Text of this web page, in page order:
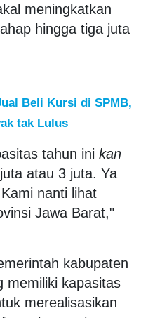
meningkatkan
hingga tiga juta
Beli Kursi di SPMB,
tak Lulus
tahun ini kan
atau 3 juta. Ya
nanti lihat
Jawa Barat,"
kabupaten
memiliki kapasitas
merealisasikan